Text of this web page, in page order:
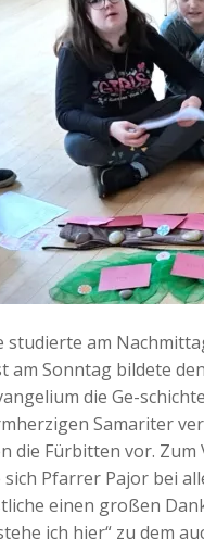
studierte am
am Sonntag bildete
die Ge-
Samariter
die Fürbitten vor.
Pfarrer Pajor bei
einen großen
ich hier“ zu dem